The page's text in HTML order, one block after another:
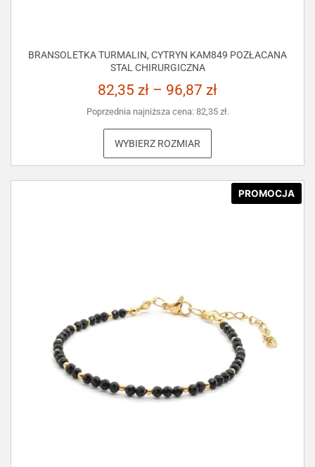
BRANSOLETKA TURMALIN, CYTRYN KAM849 POZŁACANA
STAL CHIRURGICZNA
82,35 zł – 96,87 zł
Poprzednia najniższa cena: 82,35 zł.
WYBIERZ ROZMIAR
PROMOCJA